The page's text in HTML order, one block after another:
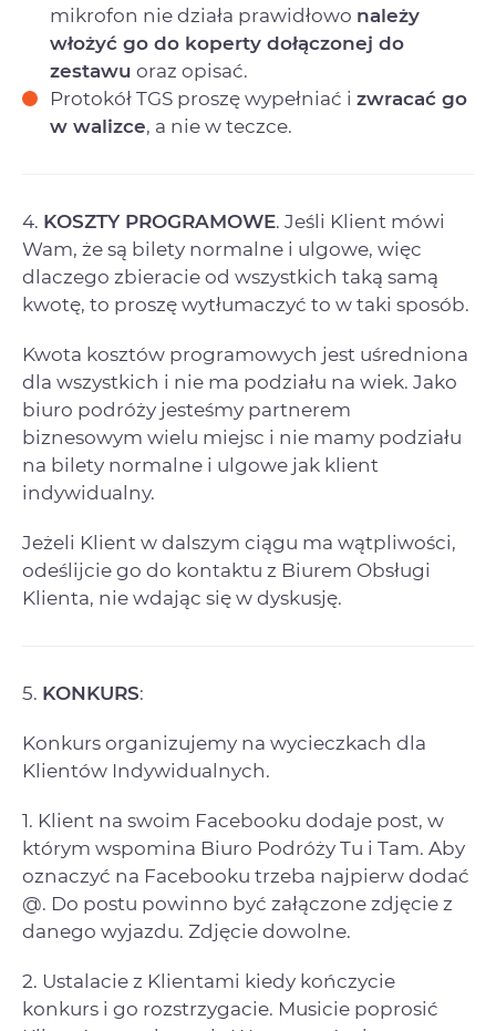
mikrofon nie działa prawidłowo należy
włożyć go do koperty dołączonej do
zestawu oraz opisać.
Protokół TGS proszę wypełniać i zwracać go
w walizce, a nie w teczce.
4. KOSZTY PROGRAMOWE. Jeśli Klient mówi
Wam, że są bilety normalne i ulgowe, więc
dlaczego zbieracie od wszystkich taką samą
kwotę, to proszę wytłumaczyć to w taki sposób.
Kwota kosztów programowych jest uśredniona
dla wszystkich i nie ma podziału na wiek. Jako
biuro podróży jesteśmy partnerem
biznesowym wielu miejsc i nie mamy podziału
na bilety normalne i ulgowe jak klient
indywidualny.
Jeżeli Klient w dalszym ciągu ma wątpliwości,
odeślijcie go do kontaktu z Biurem Obsługi
Klienta, nie wdając się w dyskusję.
5. KONKURS:
Konkurs organizujemy na wycieczkach dla
Klientów Indywidualnych.
1. Klient na swoim Facebooku dodaje post, w
którym wspomina Biuro Podróży Tu i Tam. Aby
oznaczyć na Facebooku trzeba najpierw dodać
@. Do postu powinno być załączone zdjęcie z
danego wyjazdu. Zdjęcie dowolne.
2. ⁠Ustalacie z Klientami kiedy kończycie
konkurs i go rozstrzygacie. Musicie poprosić